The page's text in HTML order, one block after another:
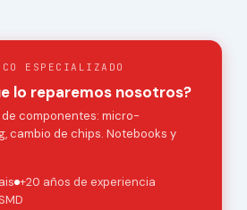
ESPECIALIZADO
lo reparemos nosotros?
componentes: micro-
cambio de chips. Notebooks y
+20 años de experiencia